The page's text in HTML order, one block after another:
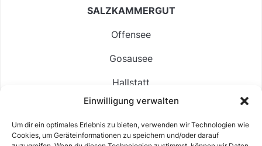
Einwilligung verwalten
Um dir ein optimales Erlebnis zu bieten, verwenden wir Technologien wie
Cookies, um Geräteinformationen zu speichern und/oder darauf
SALZKAMMERGUT
Offensee
Gosausee
Hallstatt
Langbathsee
Altausseer See